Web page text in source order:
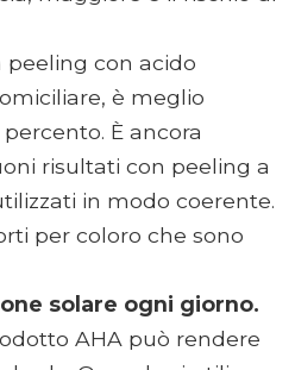
peeling con acido
è meglio
È ancora
risultati con peeling a
in modo coerente.
per coloro che sono
solare ogni giorno.
AHA può rendere